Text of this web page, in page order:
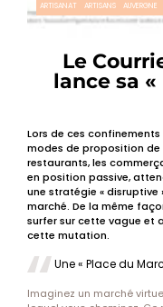
ARTISANAT ARTISANS AUVERGNE
Le
lance sa
Lors de ces
modes de proposition de
restaurants, les
en position passive,
une stratégie « disruptive
marché. De la même
surfer sur cette vague et
cette mutation.
Une « Place du
Imaginez un marché